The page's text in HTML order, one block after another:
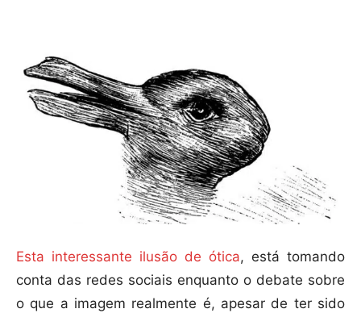
Esta interessante ilusão de ótica, está tomando
conta das redes sociais enquanto o debate sobre
o que a imagem realmente é, apesar de ter sido